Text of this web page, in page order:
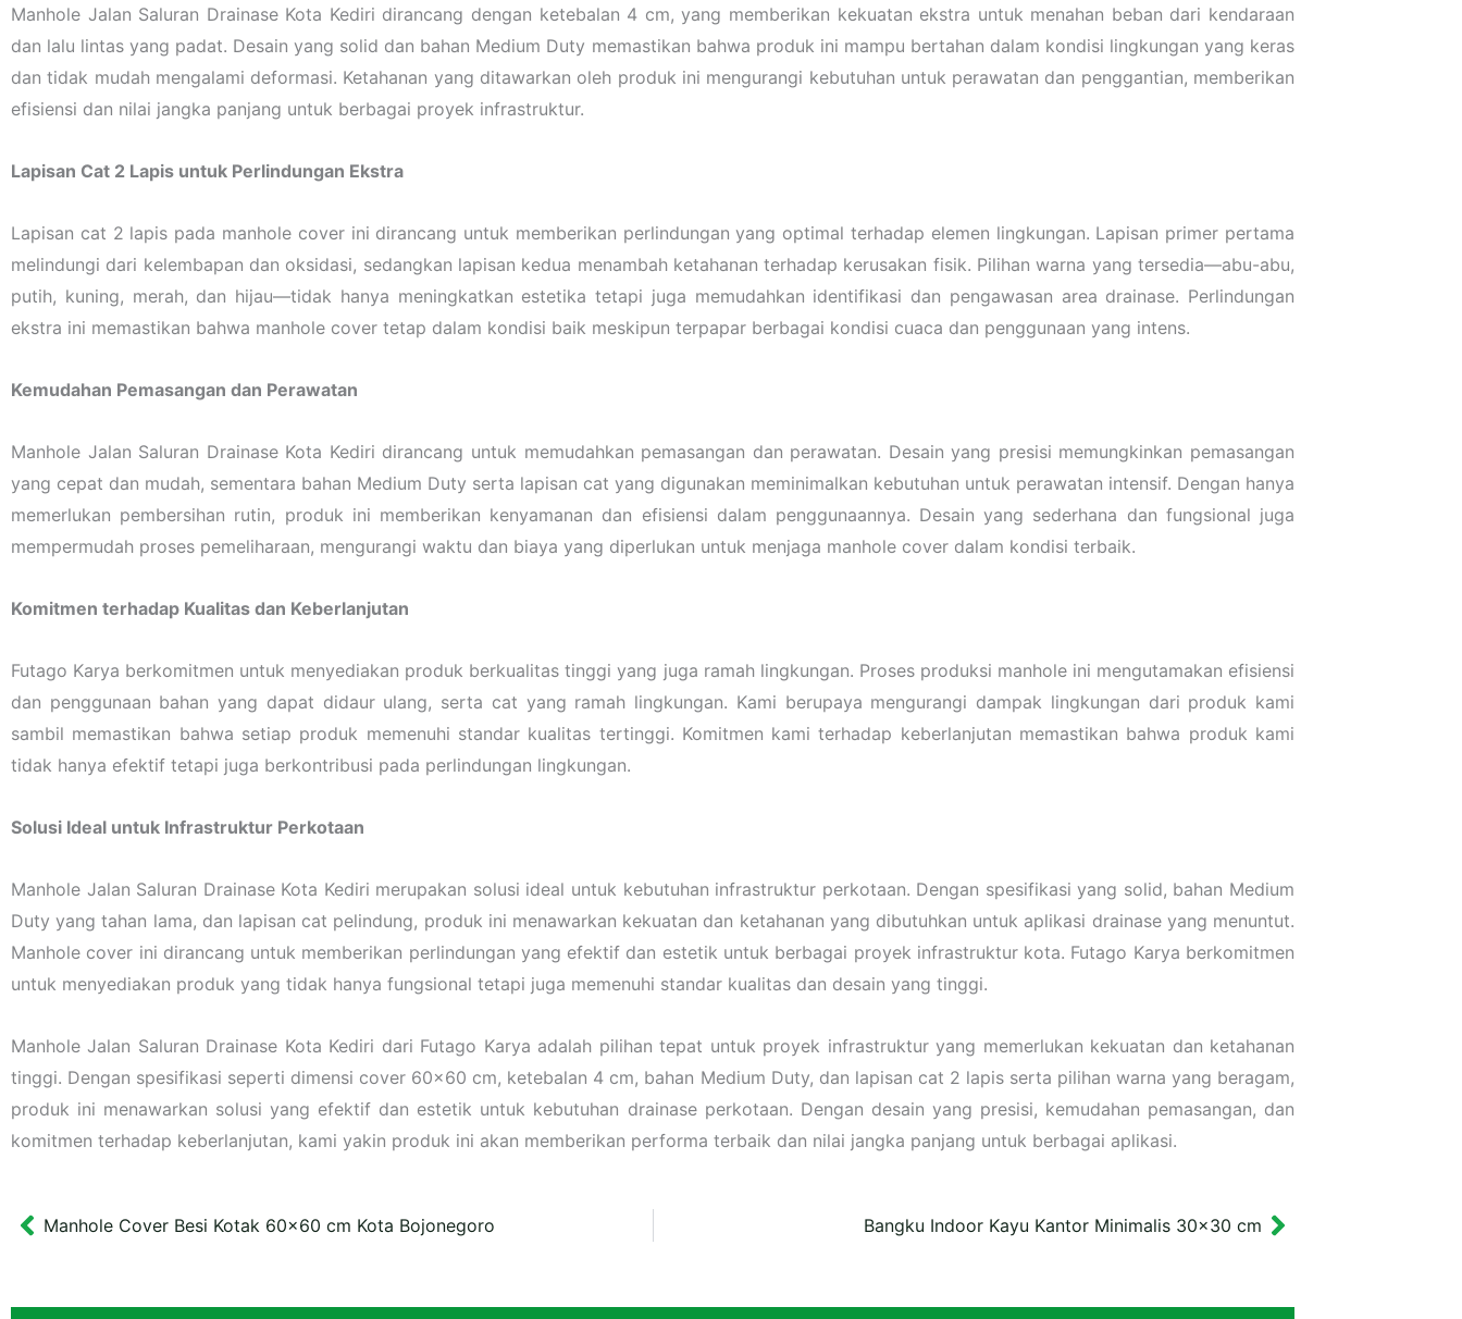
Manhole Jalan Saluran Drainase Kota Kediri dirancang dengan ketebalan 4 cm, yang memberikan kekuatan ekstra untuk menahan beban dari kendaraan
dan lalu lintas yang padat. Desain yang solid dan bahan Medium Duty memastikan bahwa produk ini mampu bertahan dalam kondisi lingkungan yang keras
dan tidak mudah mengalami deformasi. Ketahanan yang ditawarkan oleh produk ini mengurangi kebutuhan untuk perawatan dan penggantian, memberikan
efisiensi dan nilai jangka panjang untuk berbagai proyek infrastruktur.
Lapisan Cat 2 Lapis untuk Perlindungan Ekstra
Lapisan cat 2 lapis pada manhole cover ini dirancang untuk memberikan perlindungan yang optimal terhadap elemen lingkungan. Lapisan primer pertama
melindungi dari kelembapan dan oksidasi, sedangkan lapisan kedua menambah ketahanan terhadap kerusakan fisik. Pilihan warna yang tersedia—abu-abu,
putih, kuning, merah, dan hijau—tidak hanya meningkatkan estetika tetapi juga memudahkan identifikasi dan pengawasan area drainase. Perlindungan
ekstra ini memastikan bahwa manhole cover tetap dalam kondisi baik meskipun terpapar berbagai kondisi cuaca dan penggunaan yang intens.
Kemudahan Pemasangan dan Perawatan
Manhole Jalan Saluran Drainase Kota Kediri dirancang untuk memudahkan pemasangan dan perawatan. Desain yang presisi memungkinkan pemasangan
yang cepat dan mudah, sementara bahan Medium Duty serta lapisan cat yang digunakan meminimalkan kebutuhan untuk perawatan intensif. Dengan hanya
memerlukan pembersihan rutin, produk ini memberikan kenyamanan dan efisiensi dalam penggunaannya. Desain yang sederhana dan fungsional juga
mempermudah proses pemeliharaan, mengurangi waktu dan biaya yang diperlukan untuk menjaga manhole cover dalam kondisi terbaik.
Komitmen terhadap Kualitas dan Keberlanjutan
Futago Karya berkomitmen untuk menyediakan produk berkualitas tinggi yang juga ramah lingkungan. Proses produksi manhole ini mengutamakan efisiensi
dan penggunaan bahan yang dapat didaur ulang, serta cat yang ramah lingkungan. Kami berupaya mengurangi dampak lingkungan dari produk kami
sambil memastikan bahwa setiap produk memenuhi standar kualitas tertinggi. Komitmen kami terhadap keberlanjutan memastikan bahwa produk kami
tidak hanya efektif tetapi juga berkontribusi pada perlindungan lingkungan.
Solusi Ideal untuk Infrastruktur Perkotaan
Manhole Jalan Saluran Drainase Kota Kediri merupakan solusi ideal untuk kebutuhan infrastruktur perkotaan. Dengan spesifikasi yang solid, bahan Medium
Duty yang tahan lama, dan lapisan cat pelindung, produk ini menawarkan kekuatan dan ketahanan yang dibutuhkan untuk aplikasi drainase yang menuntut.
Manhole cover ini dirancang untuk memberikan perlindungan yang efektif dan estetik untuk berbagai proyek infrastruktur kota. Futago Karya berkomitmen
untuk menyediakan produk yang tidak hanya fungsional tetapi juga memenuhi standar kualitas dan desain yang tinggi.
Manhole Jalan Saluran Drainase Kota Kediri dari Futago Karya adalah pilihan tepat untuk proyek infrastruktur yang memerlukan kekuatan dan ketahanan
tinggi. Dengan spesifikasi seperti dimensi cover 60×60 cm, ketebalan 4 cm, bahan Medium Duty, dan lapisan cat 2 lapis serta pilihan warna yang beragam,
produk ini menawarkan solusi yang efektif dan estetik untuk kebutuhan drainase perkotaan. Dengan desain yang presisi, kemudahan pemasangan, dan
komitmen terhadap keberlanjutan, kami yakin produk ini akan memberikan performa terbaik dan nilai jangka panjang untuk berbagai aplikasi.
Prev
Manhole Cover Besi Kotak 60×60 cm Kota Bojonegoro Bangku Indoor Kayu Kantor Minimalis 30×30 cm Next